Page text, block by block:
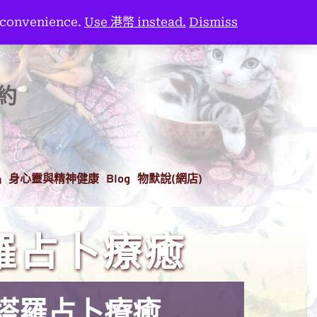
身心靈與精神健康 Blog 物默說(網店)
占卜療癒
Use 港幣 instead. Dismiss